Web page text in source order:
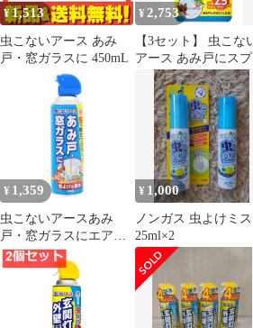
¥1,513
虫こないアース あみ
戸・窓ガラスに 450mL
¥ 2,753
【3セット】 虫こな
アース あみ戸にスプ
ーするだけ 360mL 【
アース製薬 】 【 殺虫
剤 】
¥ 1,359
虫こないアースあみ
戸・窓ガラスにエアゾ
ール
¥ 1,000
ノンガス 虫よけミス
25ml×2